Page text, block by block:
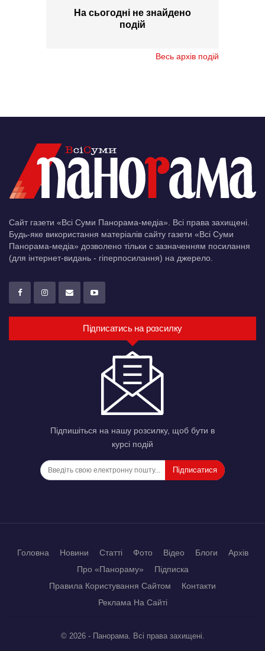
На сьогодні не знайдено
подій
Весь архів подій
Сайт газети «Всі Суми Панорама-медіа». Всі права захищені.
Будь-яке використання матеріалів сайту газети «Всі Суми
Панорама-медіа» дозволено тільки c зазначенням посилання
(для інтернет-видань - гіперпосилання) на джерело.
Підписатись на розсилку
Підпишіться на нашу розсилку, щоб бути в
курсі подій
Підписатися
Головна Новини Статті Фото Відео Блоги
Архів
Про «Панораму»
Підписка
Правила Користування Сайтом
Контакти
Реклама На Сайті
© 2026 - Панорама. Всі права захищені.